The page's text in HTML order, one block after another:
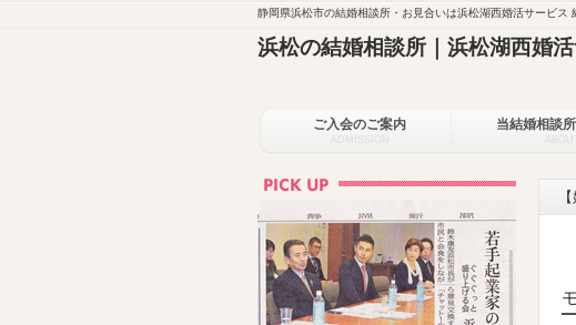
静岡県浜松市の結婚相談所・お見合いは浜松湖西婚活サービス
浜松の結婚相談所｜浜松湖西婚
ご入会のご案内 当結婚相談